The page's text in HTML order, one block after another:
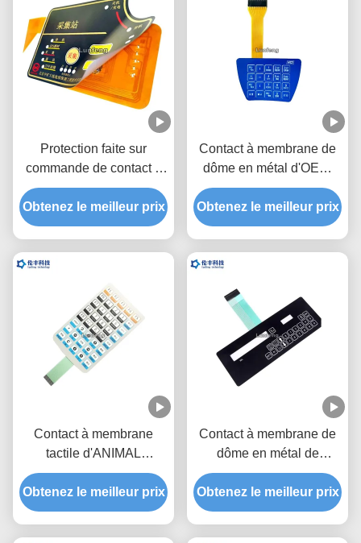
Protection faite sur
commande de contact à
membrane de polyester
pour détecter l'instrument
Obtenez le meilleur prix
Contact à membrane de
dôme en métal d'OEM,
commutateur tactile de
dôme en métal de
lancement de 1.0mm
Obtenez le meilleur prix
Contact à membrane
tactile d'ANIMAL
FAMILIER, OEM tactile
de commutateur de dôme
en métal
Obtenez le meilleur prix
Contact à membrane de
dôme en métal de
l'Autotype F150, clavier
numérique tactile de
commutateur d'ANIMAL
Obtenez le meilleur prix